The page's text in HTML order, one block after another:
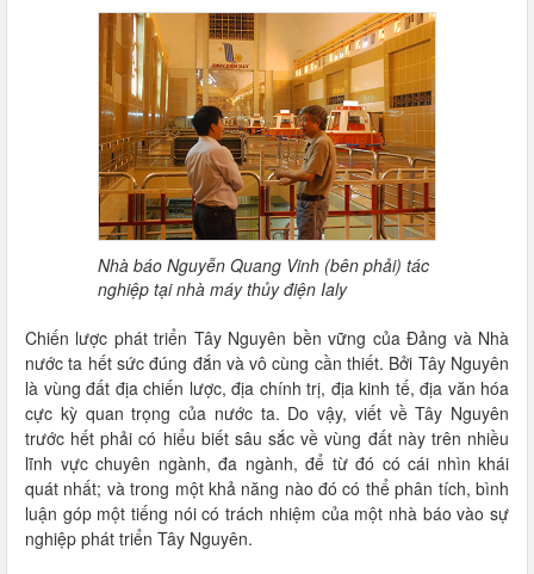
Nhà báo Nguyễn Quang Vinh (bên phải) tác
nghiệp tại nhà máy thủy điện Ialy
Chiến lược phát triển Tây Nguyên bền vững của Đảng và Nhà
nước ta hết sức đúng đắn và vô cùng cần thiết. Bởi Tây Nguyên
là vùng đất địa chiến lược, địa chính trị, địa kinh tế, địa văn hóa
cực kỳ quan trọng của nước ta. Do vậy, viết về Tây Nguyên
trước hết phải có hiểu biết sâu sắc về vùng đất này trên nhiều
lĩnh vực chuyên ngành, đa ngành, để từ đó có cái nhìn khái
quát nhất; và trong một khả năng nào đó có thể phân tích, bình
luận góp một tiếng nói có trách nhiệm của một nhà báo vào sự
nghiệp phát triển Tây Nguyên.